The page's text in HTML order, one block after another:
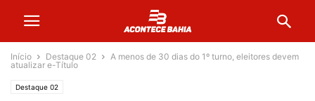
Início Destaque 02
A menos de 30 dias do 1º turno, eleitores devem
atualizar e-Título
Destaque 02